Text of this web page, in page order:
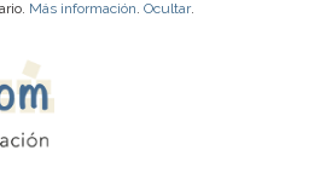
Más información. Ocultar.